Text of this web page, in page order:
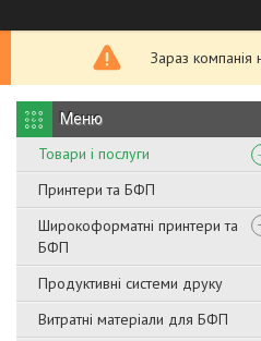
Зараз
Товари і послуги
Принтери та БФП
Широкоформатні принтери та
БФП
Продуктивні системи друку
Витратні матеріали для БФП